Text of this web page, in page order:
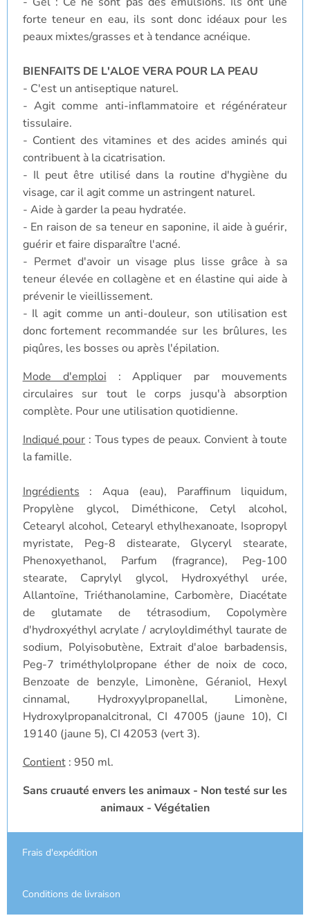
forte teneur en eau, ils sont donc idéaux pour les
peaux mixtes/grasses et à tendance acnéique.
BIENFAITS DE L'ALOE VERA POUR LA PEAU
- C'est un antiseptique naturel.
- Agit comme anti-inflammatoire et régénérateur
tissulaire.
- Contient des vitamines et des acides aminés qui
contribuent à la cicatrisation.
- Il peut être utilisé dans la routine d'hygiène du
visage, car il agit comme un astringent naturel.
- Aide à garder la peau hydratée.
- En raison de sa teneur en saponine, il aide à guérir,
guérir et faire disparaître l'acné.
- Permet d'avoir un visage plus lisse grâce à sa
teneur élevée en collagène et en élastine qui aide à
prévenir le vieillissement.
- Il agit comme un anti-douleur, son utilisation est
donc fortement recommandée sur les brûlures, les
piqûres, les bosses ou après l'épilation.
Mode d'emploi : Appliquer par mouvements
circulaires sur tout le corps jusqu'à absorption
complète. Pour une utilisation quotidienne.
Indiqué pour : Tous types de peaux. Convient à toute
la famille.
Ingrédients : Aqua (eau), Paraffinum liquidum,
Propylène glycol, Diméthicone, Cetyl alcohol,
Cetearyl alcohol, Cetearyl ethylhexanoate, Isopropyl
myristate, Peg-8 distearate, Glyceryl stearate,
Phenoxyethanol, Parfum (fragrance), Peg-100
stearate, Caprylyl glycol, Hydroxyéthyl urée,
Allantoïne, Triéthanolamine, Carbomère, Diacétate
de glutamate de tétrasodium, Copolymère
d'hydroxyéthyl acrylate / acryloyldiméthyl taurate de
sodium, Polyisobutène, Extrait d'aloe barbadensis,
Peg-7 triméthylolpropane éther de noix de coco,
Benzoate de benzyle, Limonène, Géraniol, Hexyl
cinnamal, Hydroxyylpropanellal, Limonène,
Hydroxylpropanalcitronal, CI 47005 (jaune 10), CI
19140 (jaune 5), CI 42053 (vert 3).
Contient: 950 ml.
Sans cruauté envers les animaux - Non testé sur les
animaux - Végétalien
Frais d'expédition
Conditions de livraison